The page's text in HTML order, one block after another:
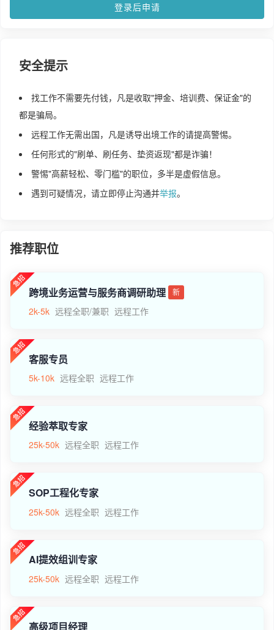
登录后申请
安全提示
找工作不需要先付钱，凡是收取"押金、培训费、保证金"的
都是骗局。
远程工作无需出国，凡是诱导出境工作的请提高警惕。
任何形式的"刷单、刷任务、垫资返现"都是诈骗！
警惕"高薪轻松、零门槛"的职位，多半是虚假信息。
遇到可疑情况，请立即停止沟通并举报。
推荐职位
跨境业务运营与服务商调研助理 新
2k-5k 远程全职/兼职 远程工作
客服专员
5k-10k 远程全职 远程工作
经验萃取专家
25k-50k 远程全职 远程工作
SOP工程化专家
25k-50k 远程全职 远程工作
AI提效组训专家
25k-50k 远程全职 远程工作
高级项目经理